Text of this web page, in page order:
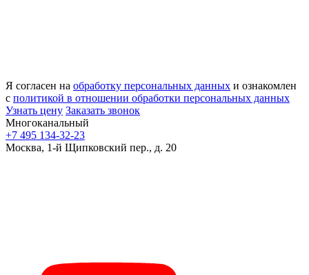
Я согласен на обработку персональных данных и ознакомлен
с политикой в отношении обработки персональных данных
Узнать цену Заказать звонок
Многоканальный
+7 495 134-32-23
Москва, 1-й Щипковский пер., д. 20